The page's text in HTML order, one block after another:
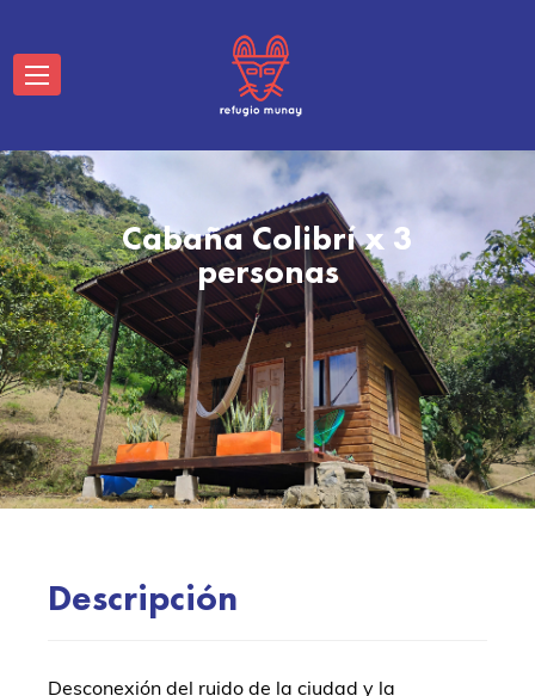
Cabaña Colibrí x 3
personas
Descripción
Desconexión del ruido de la ciudad y la